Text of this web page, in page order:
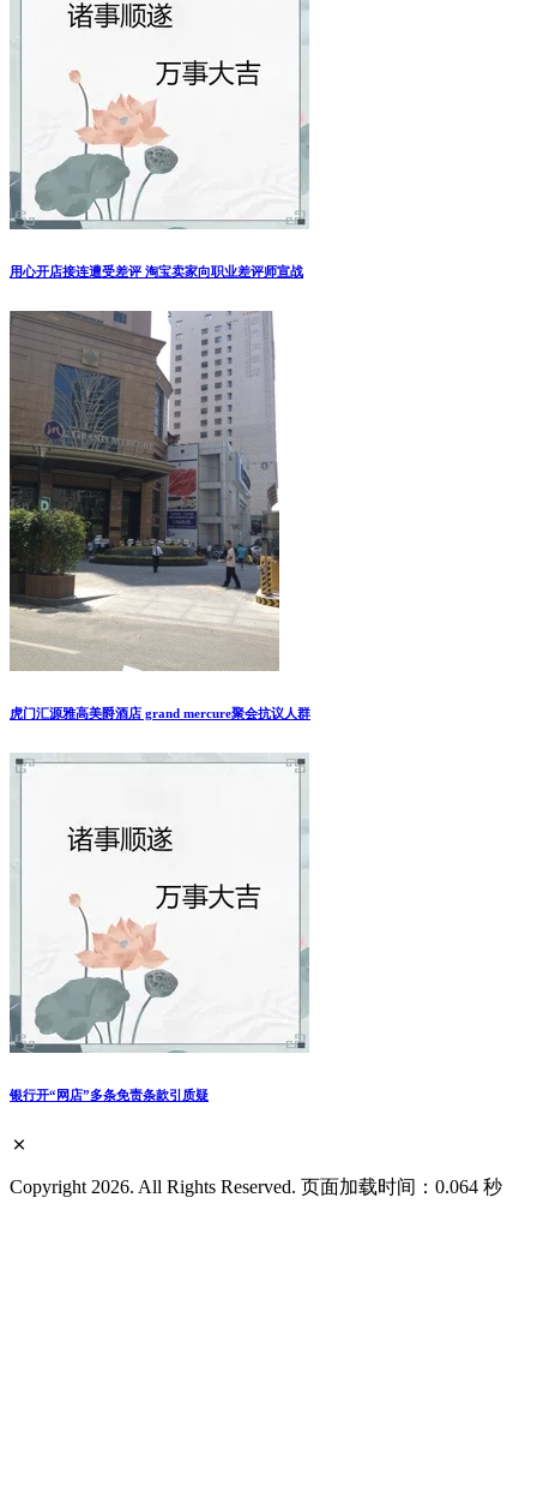
用心开店接连遭受差评 淘宝卖家向职业差评师宣战
虎门汇源雅高美爵酒店 grand mercure聚会抗议人群
银行开“网店”多条免责条款引质疑
Copyright 2026. All Rights Reserved. 页面加载时间：0.064 秒